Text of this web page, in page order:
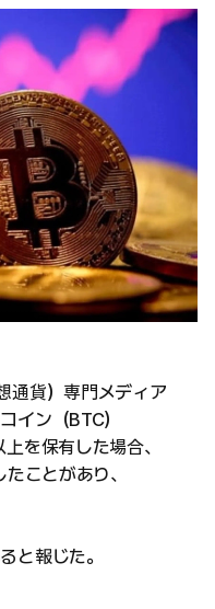
通貨）専門メディア
イン（BTC）
を保有した場合、
ことがあり、
と報じた。